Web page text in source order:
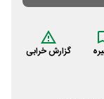
گزارش خرابی